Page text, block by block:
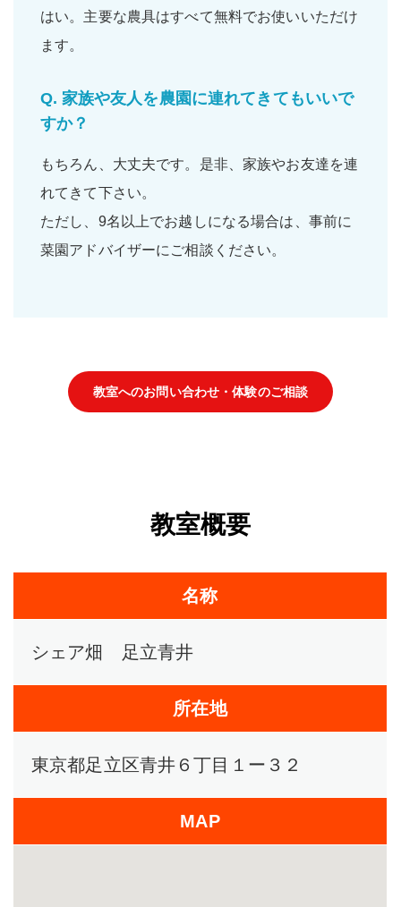
はい。主要な農具はすべて無料でお使いいただけ
ます。
Q. 家族や友人を農園に連れてきてもいいで
すか？
もちろん、大丈夫です。是非、 家族やお友達を連
れてきて下さい。
ただし、9名以上でお越しになる場合は、事前に
菜園アドバイザーにご相談ください。
教室へのお問い合わせ・体験のご相談
教室概要
名称
シェア畑 足立青井
所在地
東京都足立区青井６丁目１ー３２
MAP